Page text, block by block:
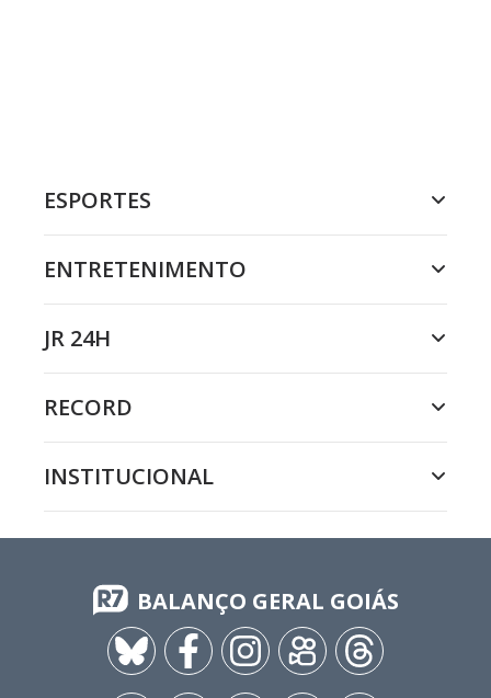
ESPORTES
ENTRETENIMENTO
JR 24H
RECORD
INSTITUCIONAL
BALANÇO GERAL GOIÁS